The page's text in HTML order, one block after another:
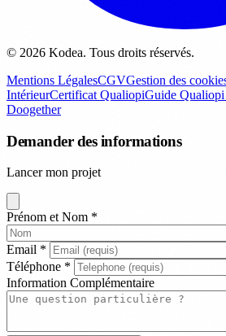
© 2026 Kodea. Tous droits réservés.
Mentions LégalesCGVGestion des
IntérieurCertificat QualiopiGuide
Doogether
Demander des informations
Lancer mon projet
Prénom et Nom *
Email *
Téléphone *
Information Complémentaire